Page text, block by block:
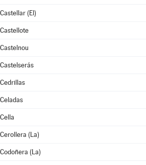
Castellar (El)
Castellote
Castelnou
Castelserás
Cedrillas
Celadas
Cella
Cerollera (La)
Codoñera (La)